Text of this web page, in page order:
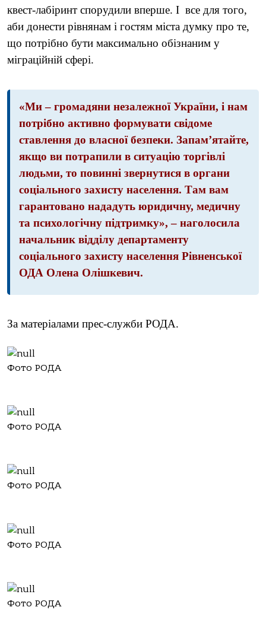
квест-лабіринт спорудили вперше. І все для того,
аби донести рівнянам і гостям міста думку про те,
що потрібно бути максимально обізнаним у
міграційній сфері.
«Ми – громадяни незалежної України, і нам
потрібно активно формувати свідоме
ставлення до власної безпеки. Запам’ятайте,
якщо ви потрапили в ситуацію торгівлі
людьми, то повинні звернутися в органи
соціального захисту населення. Там вам
гарантовано нададуть юридичну, медичну
та психологічну підтримку», – наголосила
начальник відділу департаменту
соціального захисту населення Рівненської
ОДА Олена Олішкевич.
За матеріалами прес-служби РОДА.
Фото РОДА
Фото РОДА
Фото РОДА
Фото РОДА
Фото РОДА